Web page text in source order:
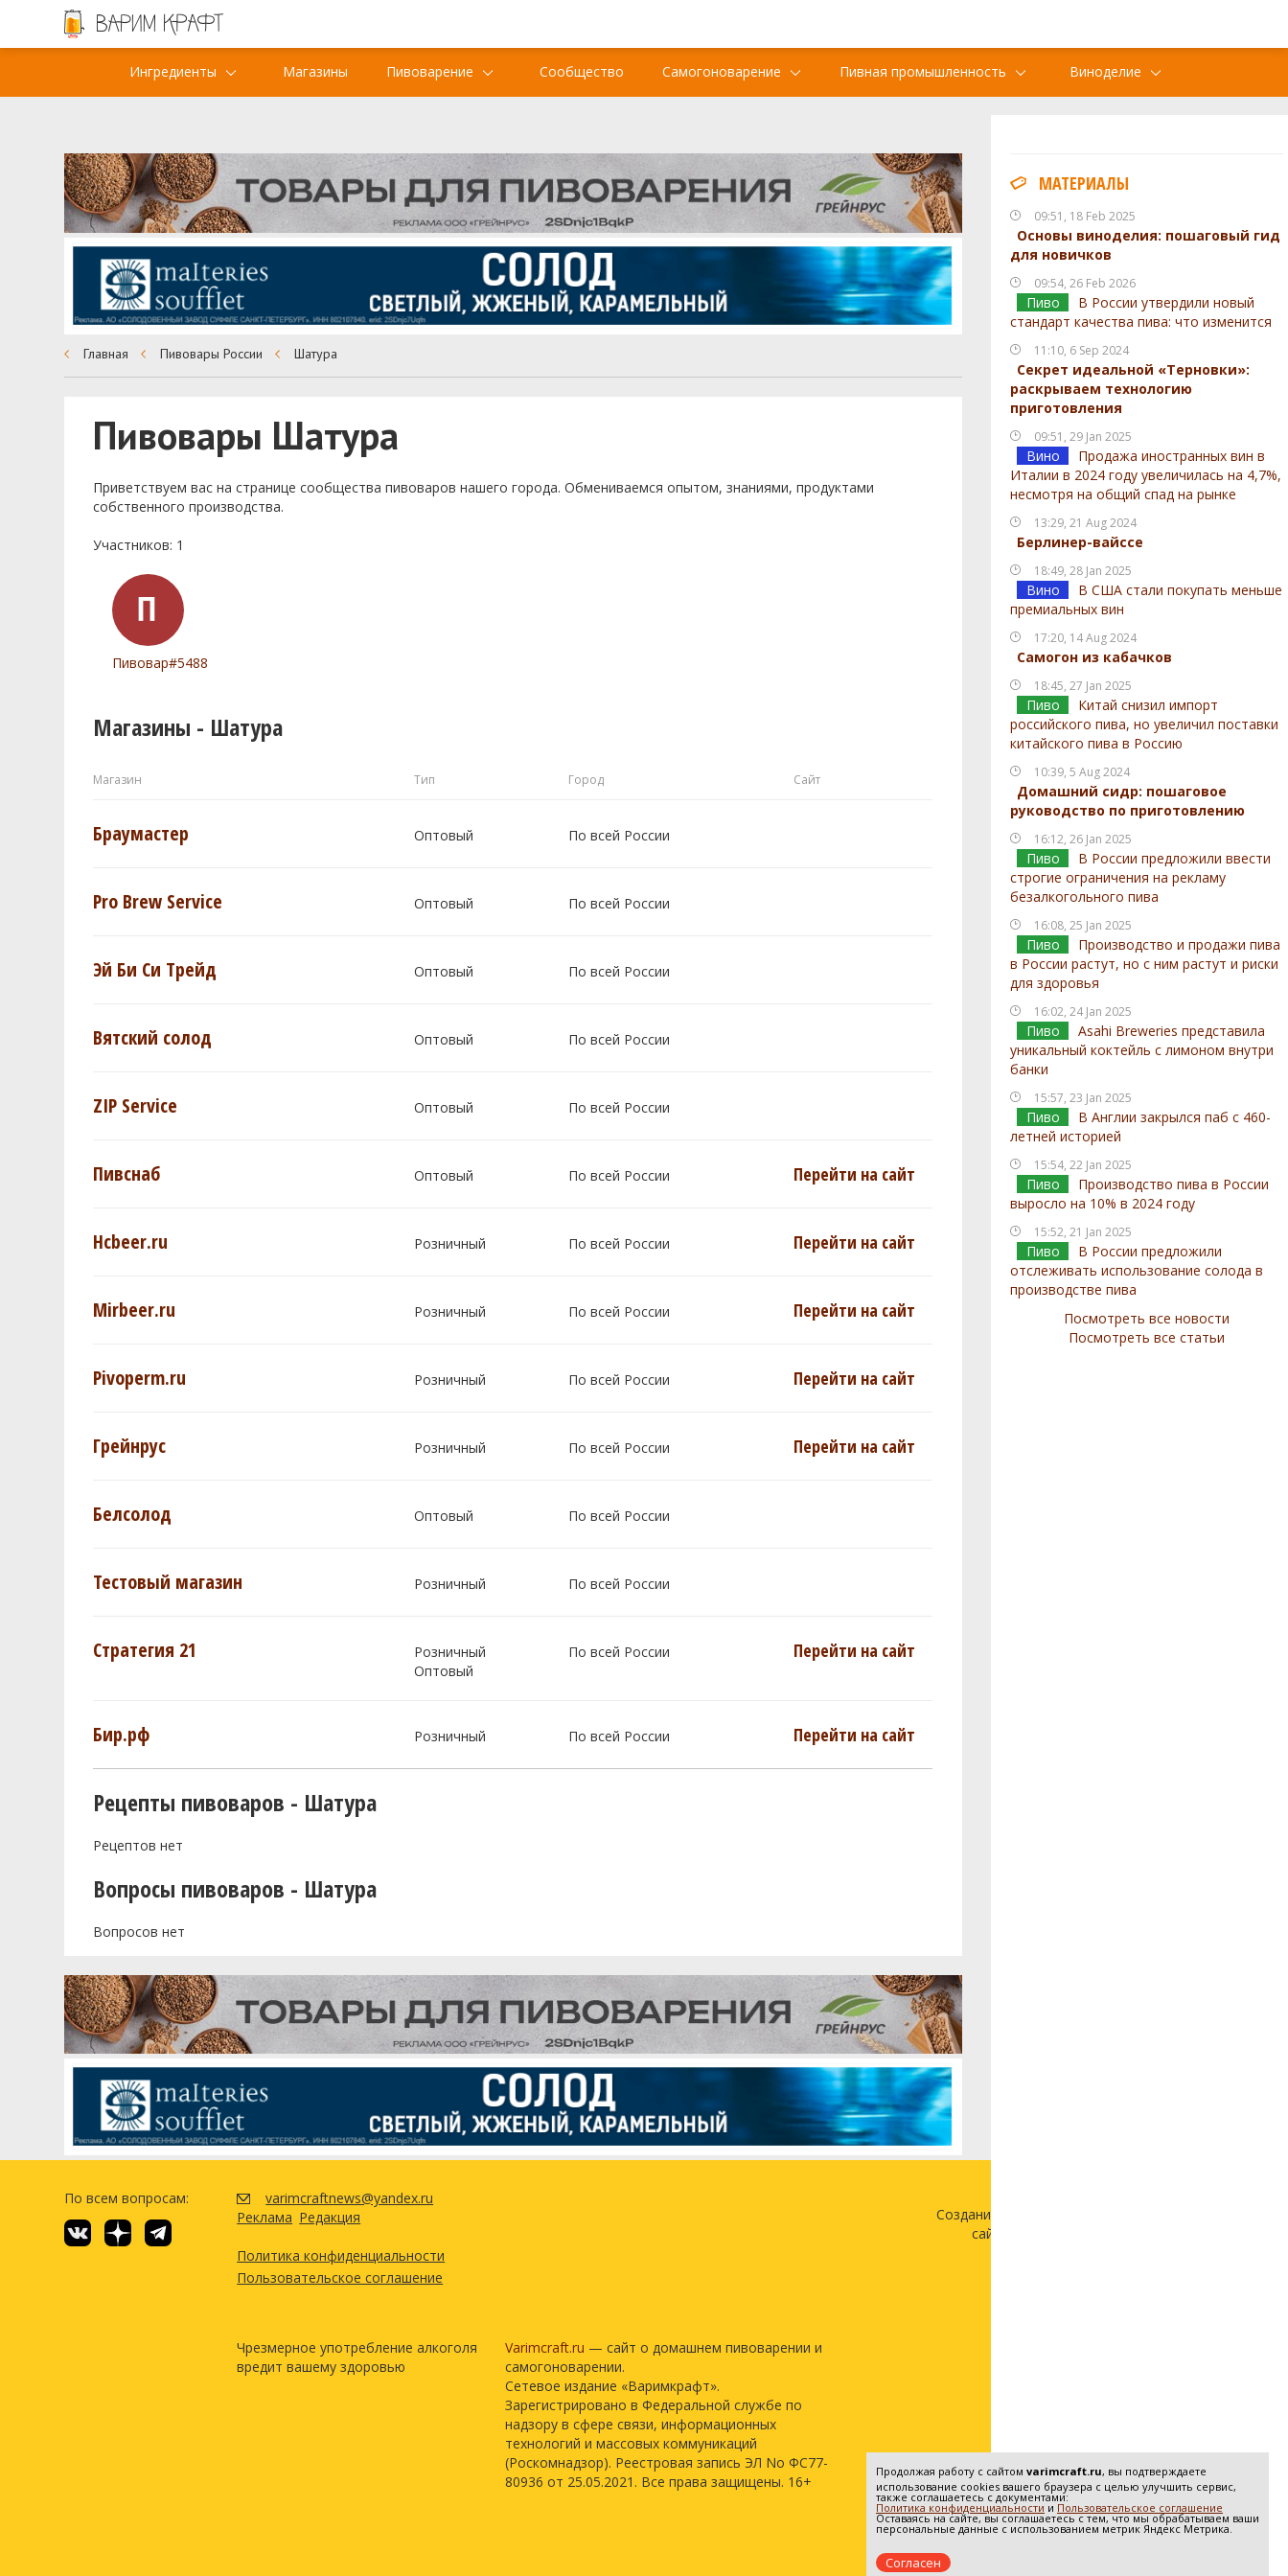
Ингредиенты Магазины Пивоварение Сообщество Самогоноварение Пивная промышленность Виноделие
МАТЕРИАЛЫ
09:51, 18 Feb 2025
Основы виноделия: пошаговый гид
для новичков
09:54, 26 Feb 2026
Пиво
В России утвердили новый
стандарт качества пива: что изменится
11:10, 6 Sep 2024
Секрет идеальной «Терновки»:
раскрываем технологию
приготовления
09:51, 29 Jan 2025
Вино
Продажа иностранных вин в
Италии в 2024 году увеличилась на 4,7%,
несмотря на общий спад на рынке
13:29, 21 Aug 2024
Берлинер-вайссе
18:49, 28 Jan 2025
Вино
В США стали покупать меньше
премиальных вин
17:20, 14 Aug 2024
Самогон из кабачков
18:45, 27 Jan 2025
Пиво
Китай снизил импорт
российского пива, но увеличил поставки
китайского пива в Россию
10:39, 5 Aug 2024
Домашний сидр: пошаговое
руководство по приготовлению
16:12, 26 Jan 2025
Пиво
В России предложили ввести
строгие ограничения на рекламу
безалкогольного пива
16:08, 25 Jan 2025
Пиво
Производство и продажи пива
в России растут, но с ним растут и риски
для здоровья
16:02, 24 Jan 2025
Пиво
Asahi Breweries представила
уникальный коктейль с лимоном внутри
банки
15:57, 23 Jan 2025
Пиво
В Англии закрылся паб с 460-
летней историей
15:54, 22 Jan 2025
Пиво
Производство пива в России
выросло на 10% в 2024 году
15:52, 21 Jan 2025
Пиво
В России предложили
отслеживать использование солода в
производстве пива
Посмотреть все новости
Посмотреть все статьи
Главная Пивовары России Шатура
Пивовары Шатура
Приветствуем ваc на странице сообщества пивоваров нашего города. Обмениваемся опытом, знаниями, продуктами
собственного производства.
Участников: 1
Пивовар#5488
Магазины - Шатура
Магазин Тип Город Сайт
Браумастер Оптовый По всей России
Pro Brew Service Оптовый По всей России
Эй Би Си Трейд Оптовый По всей России
Вятский солод Оптовый По всей России
ZIP Service Оптовый По всей России
Пивснаб Оптовый По всей России Перейти на сайт
Hcbeer.ru Розничный По всей России Перейти на сайт
Mirbeer.ru Розничный По всей России Перейти на сайт
Pivoperm.ru Розничный По всей России Перейти на сайт
Грейнрус Розничный По всей России Перейти на сайт
Белсолод Оптовый По всей России
Тестовый магазин Розничный По всей России
Стратегия 21
Розничный
Оптовый
По всей России Перейти на сайт
Бир.рф Розничный По всей России Перейти на сайт
Рецепты пивоваров - Шатура
Рецептов нет
Вопросы пивоваров - Шатура
Вопросов нет
По всем вопросам:
varimcraftnews@yandex.ru
Реклама Редакция
Политика конфиденциальности
Пользовательское соглашение
Чрезмерное употребление алкоголя
вредит вашему здоровью
Varimcraft.ru — сайт о домашнем пивоварении и
самогоноварении.
Сетевое издание «Варимкрафт».
Зарегистрировано в Федеральной службе по
надзору в сфере связи, информационных
технологий и массовых коммуникаций
(Роскомнадзор). Реестровая запись ЭЛ No ФС77-
80936 от 25.05.2021. Все права защищены. 16+
Создание и продвижение
сайта —
Продолжая работу с сайтом varimcraft.ru, вы подтверждаете
использование cookies вашего браузера с целью улучшить сервис,
также соглашаетесь с документами:
Политика конфиденциальности и Пользовательское соглашение
Оставаясь на сайте, вы соглашаетесь с тем, что мы обрабатываем ваши
персональные данные с использованием метрик Яндекс Метрика.
Согласен